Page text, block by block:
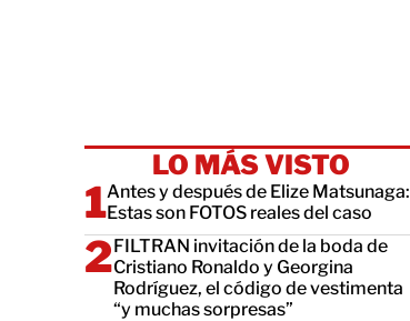
LO MÁS VISTO
Antes y después de Elize Matsunaga:
Estas son FOTOS reales del caso
FILTRAN invitación de la boda de
Cristiano Ronaldo y Georgina
Rodríguez, el código de vestimenta
“y muchas sorpresas”